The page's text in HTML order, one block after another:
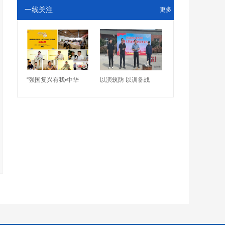
一线关注 更多
“强国复兴有我•中华 以演筑防 以训备战